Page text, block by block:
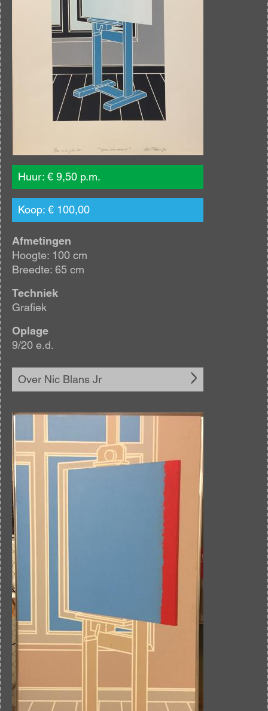
Huur: € 9,50 p.m.
Koop: € 100,00
Afmetingen
Hoogte: 100 cm
Breedte: 65 cm
Techniek
Grafiek
Oplage
9/20 e.d.
Over Nic Blans Jr
Afbeelding